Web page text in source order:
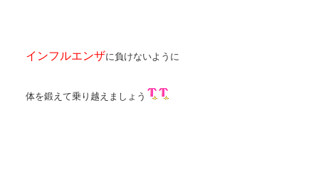
インフルエンザに負けないように
体を鍛えて乗り越えましょう